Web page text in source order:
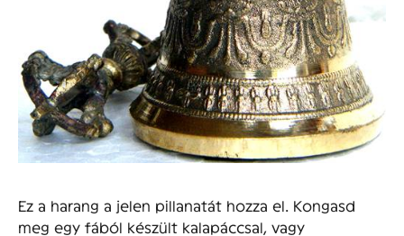
Ez a harang a jelen pillanatát hozza el. Kongasd
meg egy fából készült kalapáccsal, vagy